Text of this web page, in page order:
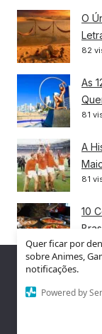
Quer ficar por
sobre Animes,
notificações.
Powered by
O
82
As
81
A
81
10
78
Nós utilizamos
experiência em